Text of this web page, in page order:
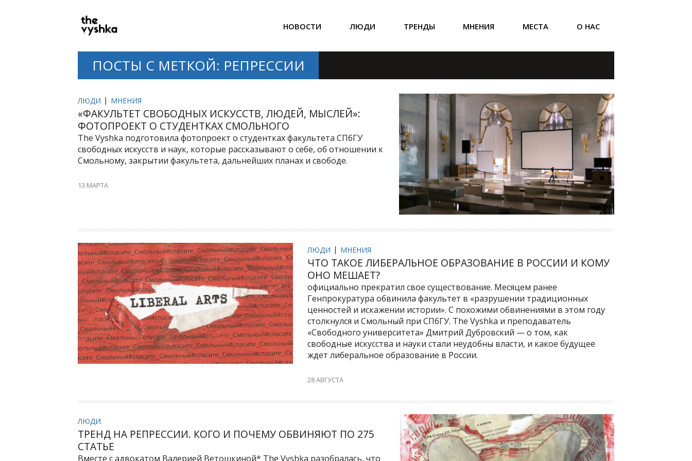
PRIMARY
NAVIGATION НОВОСТИ ЛЮДИ ТРЕНДЫ МНЕНИЯ МЕСТА О НАС
ПОСТЫ С МЕТКОЙ: РЕПРЕССИИ
ЛЮДИ МНЕНИЯ
«ФАКУЛЬТЕТ СВОБОДНЫХ ИСКУССТВ, ЛЮДЕЙ, МЫСЛЕЙ»:
ФОТОПРОЕКТ О СТУДЕНТКАХ СМОЛЬНОГО
The Vyshka подготовила фотопроект о студентках факультета СПбГУ
свободных искусств и наук, которые рассказывают о себе, об отношении к
Смольному, закрытии факультета, дальнейших планах и свободе.
13 МАРТА
ЛЮДИ МНЕНИЯ
ЧТО ТАКОЕ ЛИБЕРАЛЬНОЕ ОБРАЗОВАНИЕ В РОССИИ И КОМУ
ОНО МЕШАЕТ?
официально прекратил свое существование. Месяцем ранее
Генпрокуратура обвинила факультет в «разрушении традиционных
ценностей и искажении истории». С похожими обвинениями в этом году
столкнулся и Смольный при СПбГУ. The Vyshka и преподаватель
«Свободного университета» Дмитрий Дубровский — о том, как
свободные искусства и науки стали неудобны власти, и какое будущее
ждет либеральное образование в России.
28 АВГУСТА
ЛЮДИ
ТРЕНД НА РЕПРЕССИИ. КОГО И ПОЧЕМУ ОБВИНЯЮТ ПО 275
СТАТЬЕ
Вместе с адвокатом Валерией Ветошкиной* The Vyshka разобралась, что